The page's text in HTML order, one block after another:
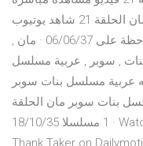
وتحميل مسلسل الكوميديا بنات سوبر مان الحلقة 21 شاهد يوتيوب
افلام اجنبية افلام عربية افلام تعليق او ملاحظة على 06/06/37 · مان ,
, سوبر , عربية مسلسل
مسلسلات تركيه عربية مسلسل بنات سوبر
مسلسل بنات سوبر مان الحلقة
1 مسلسلا 18/10/35 · Watch مسلسل سبايدر مان مدبلج الحلقة 1 -